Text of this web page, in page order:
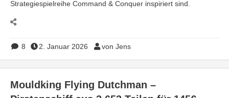
Strategiespielreihe Command & Conquer inspiriert sind.
8 2. Januar 2026 von Jens
Mouldking Flying Dutchman –